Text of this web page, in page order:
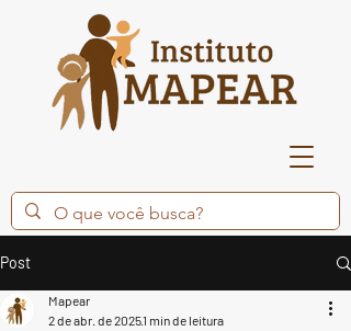
Post
Mapear
2 de abr. de 20251 min de leitura